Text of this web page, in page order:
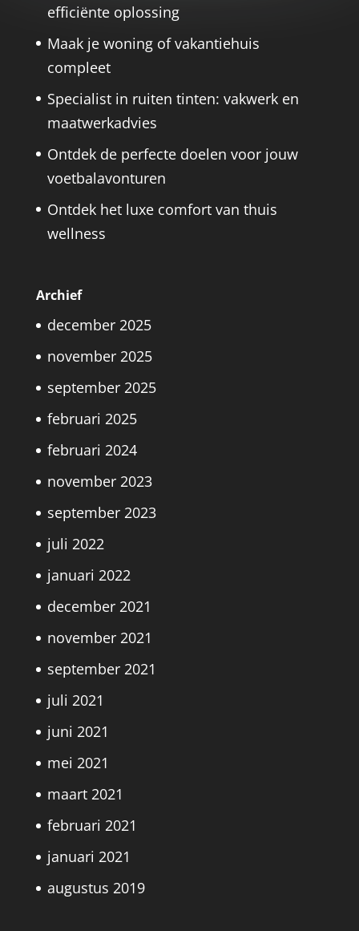
efficiënte oplossing
Maak je woning of vakantiehuis
compleet
Specialist in ruiten tinten: vakwerk en
maatwerkadvies
Ontdek de perfecte doelen voor jouw
voetbalavonturen
Ontdek het luxe comfort van thuis
wellness
Archief
december 2025
november 2025
september 2025
februari 2025
februari 2024
november 2023
september 2023
juli 2022
januari 2022
december 2021
november 2021
september 2021
juli 2021
juni 2021
mei 2021
maart 2021
februari 2021
januari 2021
augustus 2019